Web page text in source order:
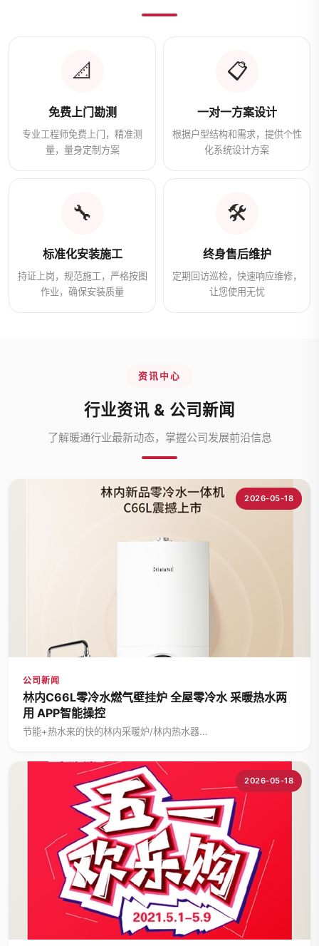
📐
免费上门勘测
专业工程师免费上门，精准测
量，量身定制方案
📋
一对一方案设计
根据户型结构和需求，提供个性
化系统设计方案
🔧
标准化安装施工
持证上岗，规范施工，严格按图
作业，确保安装质量
🛠️
终身售后维护
定期回访巡检，快速响应维修，
让您使用无忧
资讯中心
行业资讯 & 公司新闻
了解暖通行业最新动态，掌握公司发展前沿信息
2026-05-18
公司新闻
林内C66L零冷水燃气壁挂炉 全屋零冷水 采暖热水两
用 APP智能操控
节能+热水来的快的林内采暖炉/林内热水器...
2026-05-18